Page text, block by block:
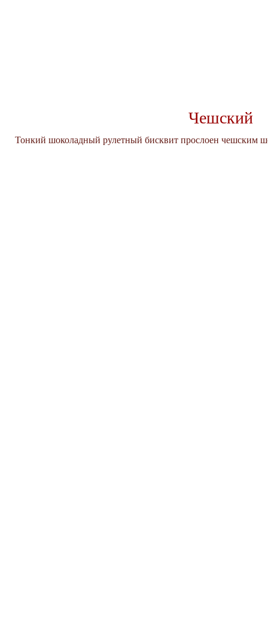
Чешский
Тонкий шоколадный рулетный бисквит прослоен чешским